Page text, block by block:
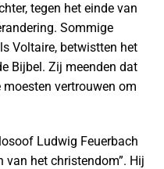
tegen het einde van
Sommige
Voltaire, betwistten het
Bijbel. Zij meenden dat
vertrouwen om
Ludwig Feuerbach
van het christendom”. Hij